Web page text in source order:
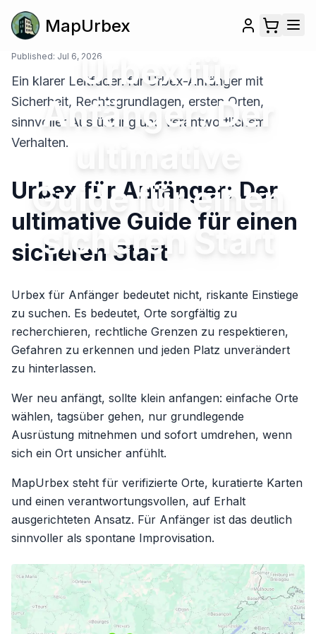
MapUrbex
Urbex für
Anfänger: Der
Guide für einen
sicheren Start
Published: Jul 6, 2026
Ein klarer Leitfaden für Urbex-Anfänger mit
Sicherheit, Rechtsgrundlagen, ersten Orten,
sinnvoller Ausrüstung und verantwortlichem
Verhalten.
Urbex für Anfänger: Der
ultimative Guide für einen
sicheren Start
Urbex für Anfänger bedeutet nicht, riskante Einstiege
zu suchen. Es bedeutet, Orte sorgfältig zu
recherchieren, rechtliche Grenzen zu respektieren,
Gefahren zu erkennen und jeden Platz unverändert
zu hinterlassen.
Wer neu anfängt, sollte klein anfangen: einfache Orte
wählen, tagsüber gehen, nur grundlegende
Ausrüstung mitnehmen und sofort umdrehen, wenn
sich ein Ort unsicher anfühlt.
MapUrbex steht für verifizierte Orte, kuratierte Karten
und einen verantwortungsvollen, auf Erhalt
ausgerichteten Ansatz. Für Anfänger ist das deutlich
sinnvoller als spontane Improvisation.